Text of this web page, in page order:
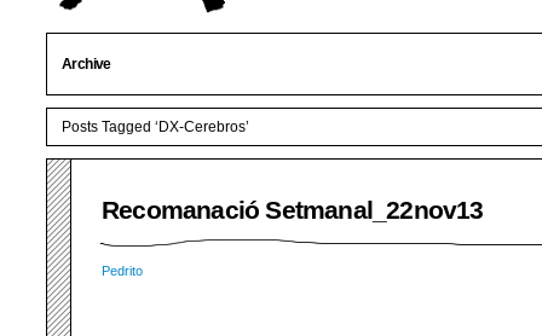
Archive
Posts Tagged ‘DX-Cerebros’
Recomanació Setmanal_22nov13
Pedrito